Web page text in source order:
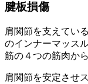
腱板損傷
肩関節を支えてい
のインナーマッス
筋の４つの筋肉か
肩関節を安定させ